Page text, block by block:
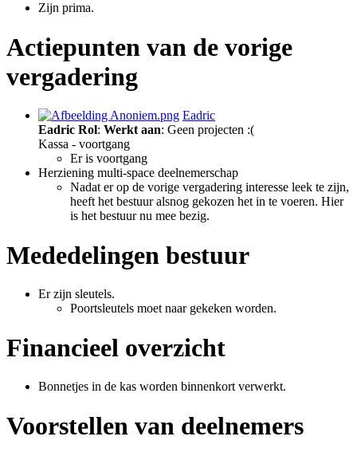
Zijn prima.
Actiepunten van de vorige
vergadering
Eadric
Eadric Rol: Werkt aan: Geen projecten :(
Kassa - voortgang
Er is voortgang
Herziening multi-space deelnemerschap
Nadat er op de vorige vergadering interesse leek te zijn,
heeft het bestuur alsnog gekozen het in te voeren. Hier
is het bestuur nu mee bezig.
Mededelingen bestuur
Er zijn sleutels.
Poortsleutels moet naar gekeken worden.
Financieel overzicht
Bonnetjes in de kas worden binnenkort verwerkt.
Voorstellen van deelnemers